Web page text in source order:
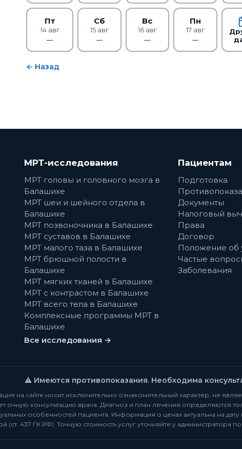
Пт
14 авг
—
Сб
15 авг
—
Вс
16 авг
—
Пн
17 авг
—
← Назад
МРТ-исследования
МРТ головы и головного мозга в
Балашихе
МРТ шеи и шейного отдела в
Балашихе
МРТ позвоночника в Балашихе
МРТ суставов в Балашихе
МРТ малого таза в Балашихе
МРТ брюшной полости в
Балашихе
МРТ мягких тканей в Балашихе
МРТ с контрастом в Балашихе
МРТ всего тела в Балашихе
Комплексные программы МРТ в
Балашихе
Все исследования →
Пациентам
Подготовка
Документы
Налоговый
Права
Договор
Положение об
Частые
Заболевания
⚠️ Имеются противопоказания. Необходима
на сайте носит исключительно ознакомительный характер, не
очную консультацию врача. Диагноз и план лечения определяются
особенностей пациента. Информация о ценах актуальна на
(ст. 437 ГК РФ). Точную стоимость услуг уточняйте у администратора